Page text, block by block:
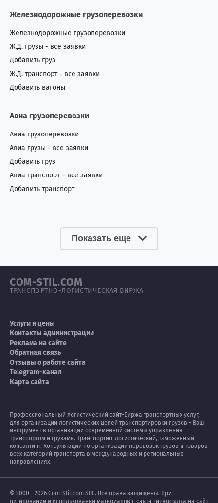
Железнодорожные грузоперевозки
Железнодорожные грузоперевозки
Ж.Д. грузы - все заявки
Добавить груз
Ж.Д. транспорт - все заявки
Добавить вагоны
Авиа грузоперевозки
Авиа грузоперевозки
Авиа грузы - все заявки
Добавить груз
Авиа транспорт – все заявки
Добавить транспорт
Показать еще
COM-STIL.COM
ТРАНСПОРТНО-ЛОГИСТИЧЕСКАЯ БИРЖА
Услуги и цены
Контакты администрации
Реклама на сайте
Обратная связь
Отзывы о работе сайта
Telegram-канал
Карта сайта
Профессиональный логистический сайт-Биржа транспортных услуг,
для организации логистических цепей транспортировки грузов - Ваш
инструмент в организации современной системы управления
транспортом и грузами. Транспортно-логистический, таможенный
консалтинг. Консультации по организации перевозок грузов и товаров
всех категорий транспорта в международных и региональных
направлениях.
© 2000 - 2026 Com-Stil.com SRL. Все права защищены. При
цитировании и использовании материалов с сайта гиперсылка на сайт